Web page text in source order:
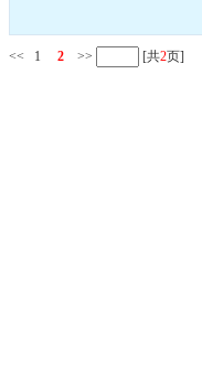
<< 1 2 >> [共2页]